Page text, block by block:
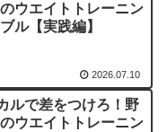
ウエイトトレーニン
ル【実践編】
2026.07.10
ルで差をつけろ！野
ウエイトトレーニン